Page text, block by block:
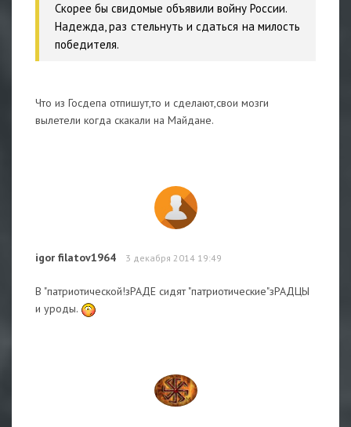
Скорее бы свидомые объявили войну России.
Надежда, раз стельнуть и сдаться на милость
победителя.
Что из Госдепа отпишут,то и сделают,свои мозги
вылетели когда скакали на Майдане.
igor filatov1964 3 декабря 2014 19:49
В "патриотической!зРАДЕ сидят "патриотические"зРАДЦЫ
и уроды.